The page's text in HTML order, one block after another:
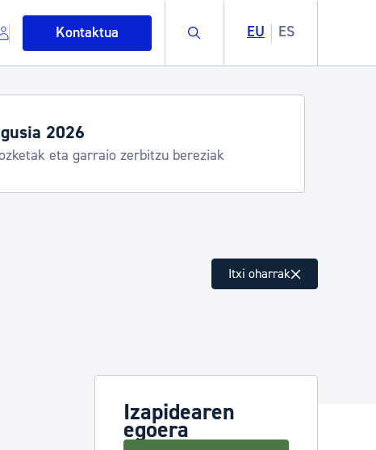
Kontaktua Buscar EU ES
eta ingurumena
Abuztuak 8-15
Itxi oharrak
Izapidearen
egoera